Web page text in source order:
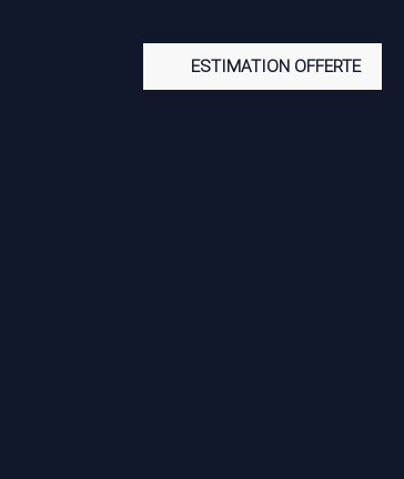
ESTIMATION OFFERTE